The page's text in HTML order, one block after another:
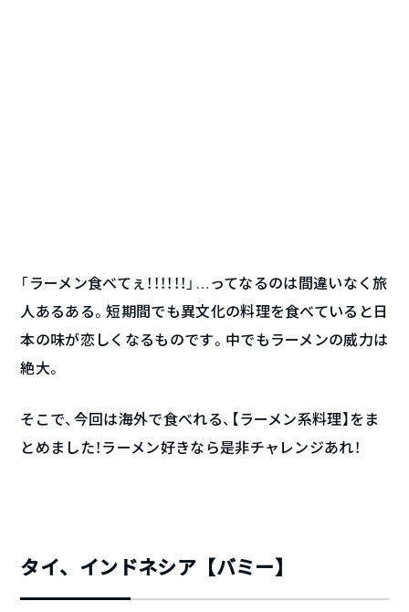
「ラーメン食べてぇ！！！！！！」…ってなるのは間違いなく旅
人あるある。短期間でも異文化の料理を食べていると日
本の味が恋しくなるものです。中でもラーメンの威力は
絶大。
そこで、今回は海外で食べれる、【ラーメン系料理】をま
とめました！ラーメン好きなら是非チャレンジあれ！
タイ、インドネシア【バミー】